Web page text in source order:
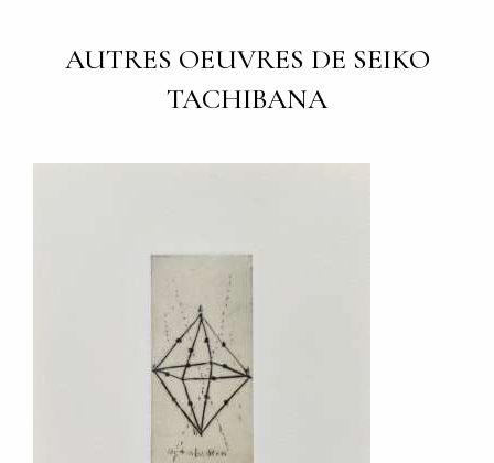
AUTRES OEUVRES DE SEIKO
TACHIBANA